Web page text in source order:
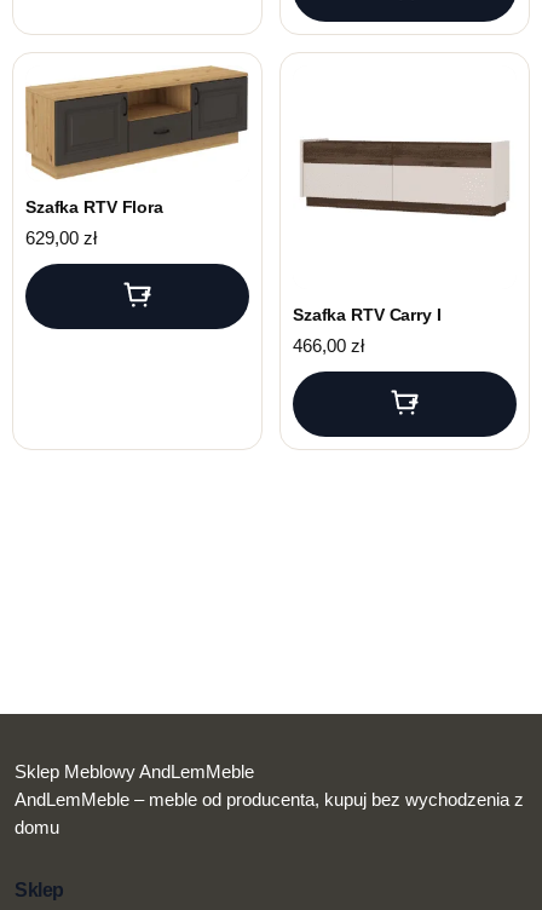
Szafka RTV Flora
629,00 zł
Szafka RTV Carry I
466,00 zł
Sklep Meblowy AndLemMeble
AndLemMeble – meble od producenta, kupuj bez wychodzenia z
domu
Sklep